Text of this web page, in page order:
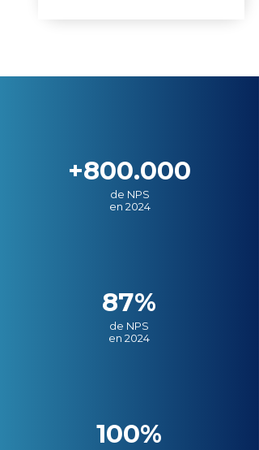
+800.000
de NPS
en 2024
87%
de NPS
en 2024
100%